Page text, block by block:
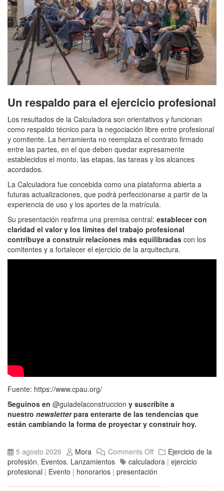
Un respaldo para el ejercicio profesional
Los resultados de la Calculadora son orientativos y funcionan
como respaldo técnico para la negociación libre entre profesional
y comitente. La herramienta no reemplaza el contrato firmado
entre las partes, en el que deben quedar expresamente
establecidos el monto, las etapas, las tareas y los alcances
acordados.
La Calculadora fue concebida como una plataforma abierta a
futuras actualizaciones, que podrá perfeccionarse a partir de la
experiencia de uso y los aportes de la matrícula.
Su presentación reafirma una premisa central: establecer con
claridad el valor y los límites del trabajo profesional
contribuye a construir relaciones más equilibradas con los
comitentes y a fortalecer el ejercicio de la arquitectura.
Fuente: https://www.cpau.org/
Seguinos en @guiadelaconstruccion y suscribite a
nuestro newsletterpara enterarte de las tendencias que
están cambiando la forma de proyectar y construir hoy.
5 agosto 2026 Mora Comments Off
Ejercicio de la
profesión, Eventos, Lanzamientos calculadora | ejercicio
profesional | Evento | honorarios | presentación